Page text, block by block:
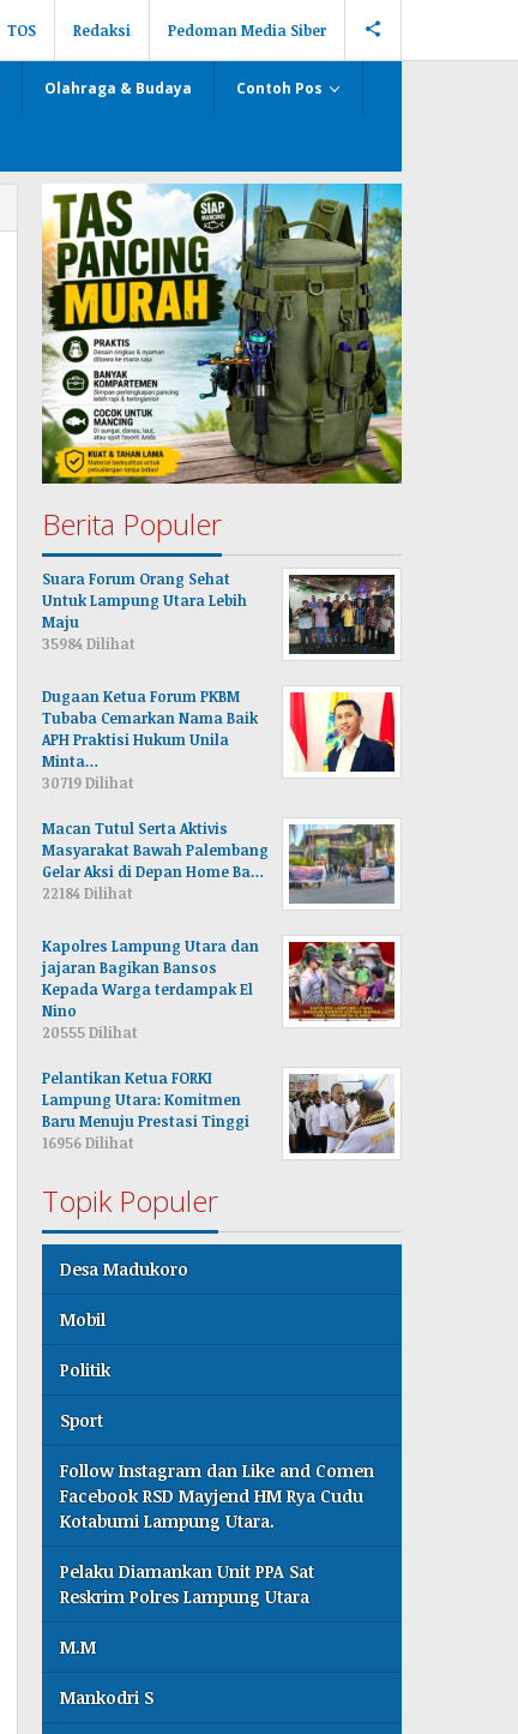
TOS Redaksi Pedoman Media Siber
Olahraga & Budaya Contoh Pos
Berita Populer
Suara Forum Orang Sehat
Untuk Lampung Utara Lebih
Maju
35984 Dilihat
Dugaan Ketua Forum PKBM
Tubaba Cemarkan Nama Baik
APH Praktisi Hukum Unila
Minta…
30719 Dilihat
Macan Tutul Serta Aktivis
Masyarakat Bawah Palembang
Gelar Aksi di Depan Home Ba…
22184 Dilihat
Kapolres Lampung Utara dan
jajaran Bagikan Bansos
Kepada Warga terdampak El
Nino
20555 Dilihat
Pelantikan Ketua FORKI
Lampung Utara: Komitmen
Baru Menuju Prestasi Tinggi
16956 Dilihat
Topik Populer
Desa Madukoro
Mobil
Politik
Sport
Follow Instagram dan Like and Comen
Facebook RSD Mayjend HM Rya Cudu
Kotabumi Lampung Utara.
Pelaku Diamankan Unit PPA Sat
Reskrim Polres Lampung Utara
M.M
Mankodri S